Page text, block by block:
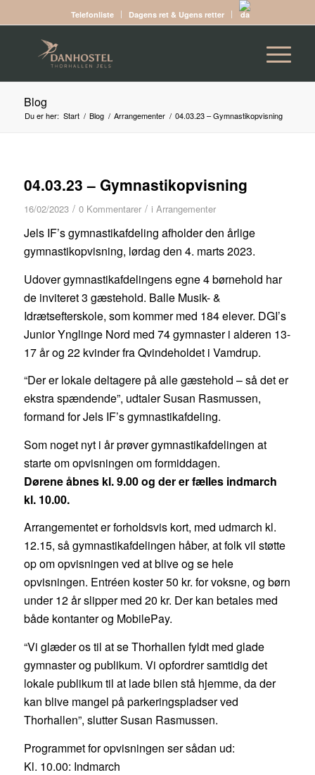
Telefonliste Dagens ret & Ugens retter
Blog
Du er her: Start / Blog / Arrangementer / 04.03.23 – Gymnastikopvisning
04.03.23 – Gymnastikopvisning
16/02/2023 / 0 Kommentarer / i Arrangementer
Jels IF’s gymnastikafdeling afholder den årlige
gymnastikopvisning, lørdag den 4. marts 2023.
Udover gymnastikafdelingens egne 4 børnehold har
de inviteret 3 gæstehold. Balle Musik- &
Idrætsefterskole, som kommer med 184 elever. DGI’s
Junior Ynglinge Nord med 74 gymnaster i alderen 13-
17 år og 22 kvinder fra Qvindeholdet i Vamdrup.
“Der er lokale deltagere på alle gæstehold – så det er
ekstra spændende”, udtaler Susan Rasmussen,
formand for Jels IF’s gymnastikafdeling.
Som noget nyt i år prøver gymnastikafdelingen at
starte om opvisningen om formiddagen.
Dørene åbnes kl. 9.00 og der er fælles indmarch
kl. 10.00.
Arrangementet er forholdsvis kort, med udmarch kl.
12.15, så gymnastikafdelingen håber, at folk vil støtte
op om opvisningen ved at blive og se hele
opvisningen. Entréen koster 50 kr. for voksne, og børn
under 12 år slipper med 20 kr. Der kan betales med
både kontanter og MobilePay.
“Vi glæder os til at se Thorhallen fyldt med glade
gymnaster og publikum. Vi opfordrer samtidig det
lokale publikum til at lade bilen stå hjemme, da der
kan blive mangel på parkeringspladser ved
Thorhallen”, slutter Susan Rasmussen.
Programmet for opvisningen ser sådan ud:
Kl. 10.00: Indmarch